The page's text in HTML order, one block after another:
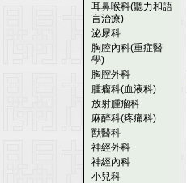
耳鼻喉科(聽力和語
言治療)
泌尿科
胸腔內科(重症醫
學)
胸腔外科
腫瘤科(血液科)
放射腫瘤科
麻醉科(疼痛科)
獸醫科
神經外科
神經內科
小兒科